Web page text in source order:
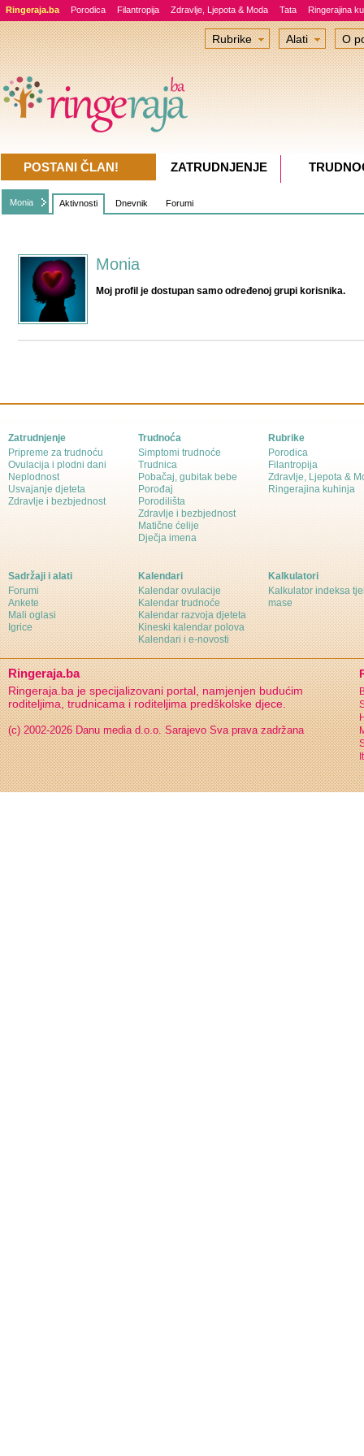
Ringeraja.ba Porodica Filantropija Zdravlje, Ljepota & Moda Tata Ringerajina
Monia Aktivnosti Dnevnik Forumi
Monia
Moj profil je dostupan samo određenoj grupi korisnika.
Rubrike Alati O
POSTANI ČLAN! ZATRUDNJENJE
Zatrudnjenje
Pripreme za trudnoću
Ovulacija i plodni dani
Neplodnost
Usvajanje djeteta
Zdravlje i bezbjednost
Trudnoća
Simptomi trudnoće
Trudnica
Pobačaj, gubitak bebe
Porođaj
Porodilišta
Zdravlje i bezbjednost
Matične ćelije
Dječja imena
Rubrike
Porodica
Filantropija
Zdravlje, Ljepota &
Ringerajina kuhinja
Sadržaji i alati
Forumi
Ankete
Mali oglasi
Igrice
Kalendari
Kalendar ovulacije
Kalendar trudnoće
Kalendar razvoja djeteta
Kineski kalendar polova
Kalendari i e-novosti
Kalkulatori
Kalkulator indeksa
mase
Ringeraja.ba
Ringeraja.ba je specijalizovani portal, namjenjen budućim
roditeljima, trudnicama i roditeljima predškolske djece.
(c) 2002-2026 Danu media d.o.o. Sarajevo Sva prava zadržana